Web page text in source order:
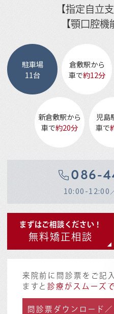
【指定自立
【顎口腔機
駐車場
11台
倉敷駅から
車で約12分
新倉敷駅から
車で約20分
児島
車で
086-
10:00-12:00
まずはご相談ください！
無料矯正相談
来院前に問診票をご記
ますと診療がスムーズ
問診票ダウンロード